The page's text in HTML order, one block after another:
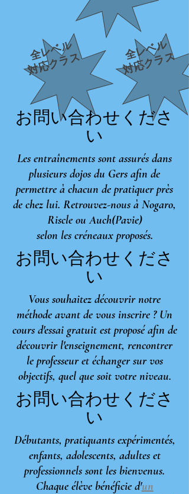
全レベル
対応クラス 全レベル
対応クラス
お問い合わせくださ
い
Les entraînements sont assurés dans
plusieurs dojos du Gers afin de
permettre à chacun de pratiquer près
de chez lui. Retrouvez-nous à Nogaro,
Riscle ou Auch(Pavie)
selon les créneaux proposés.
お問い合わせくださ
い
Vous souhaitez découvrir notre
méthode avant de vous inscrire ? Un
cours d'essai gratuit est proposé afin de
découvrir l'enseignement, rencontrer
le professeur et échanger sur vos
objectifs, quel que soit votre niveau.
お問い合わせくださ
い
Débutants, pratiquants expérimentés,
enfants, adolescents, adultes et
professionnels sont les bienvenus.
Chaque élève bénéficie d'un